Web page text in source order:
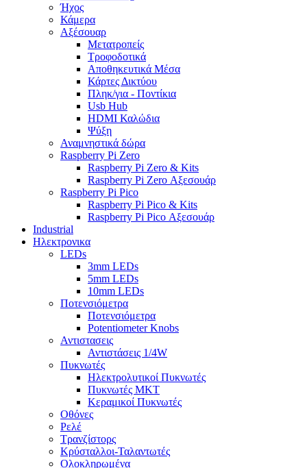
Ήχος
Κάμερα
Αξέσουαρ
Μετατροπείς
Τροφοδοτικά
Αποθηκευτικά Μέσα
Κάρτες Δικτύου
Πληκ/για - Ποντίκια
Usb Hub
HDMI Καλώδια
Ψύξη
Αναμνηστικά δώρα
Raspberry Pi Zero
Raspberry Pi Zero & Kits
Raspberry Pi Zero Αξεσουάρ
Raspberry Pi Pico
Raspberry Pi Pico & Kits
Raspberry Pi Pico Αξεσουάρ
Industrial
Ηλεκτρονικα
LEDs
3mm LEDs
5mm LEDs
10mm LEDs
Ποτενσιόμετρα
Ποτενσιόμετρα
Potentiometer Knobs
Αντιστασεις
Αντιστάσεις 1/4W
Πυκνωτές
Ηλεκτρολυτικοί Πυκνωτές
Πυκνωτές MKT
Κεραμικοί Πυκνωτές
Οθόνες
Ρελέ
Τρανζίστορς
Κρύσταλλοι-Ταλαντωτές
Ολοκληρωμένα